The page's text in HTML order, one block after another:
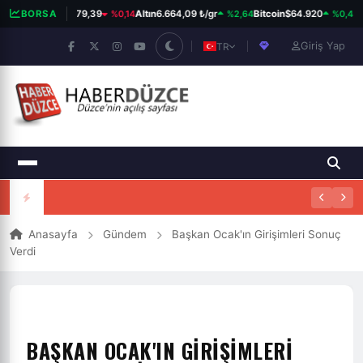
BORSA
BIST 10013.779,39 %0,14Altın6.664,09 ₺/gr %2,64Bitcoin$64.920 %0,48
TR Giriş Yap
Anasayfa Gündem
Başkan Ocak'ın Girişimleri Sonuç
Verdi
BAŞKAN OCAK'IN GIRIŞIMLERI